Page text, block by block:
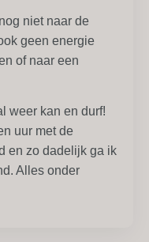
niet naar de
geen energie
of naar een
weer kan en durf!
uur met de
en zo dadelijk ga ik
Alles onder